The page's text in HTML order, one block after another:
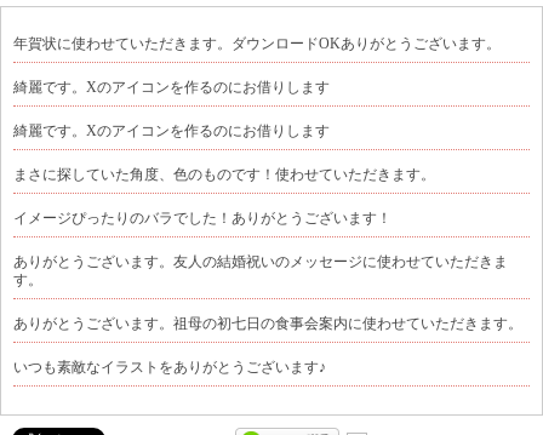
年賀状に使わせていただきます。ダウンロードOKありがとうございます。
綺麗です。Xのアイコンを作るのにお借りします
綺麗です。Xのアイコンを作るのにお借りします
まさに探していた角度、色のものです！使わせていただきます。
イメージぴったりのバラでした！ありがとうございます！
ありがとうございます。友人の結婚祝いのメッセージに使わせていただきま
す。
ありがとうございます。祖母の初七日の食事会案内に使わせていただきます。
いつも素敵なイラストをありがとうございます♪